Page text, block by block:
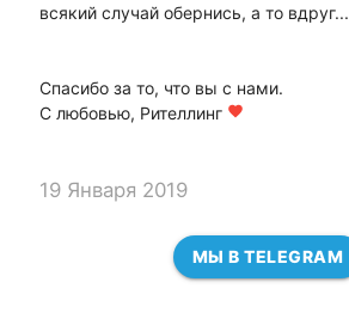
всякий случай обернись, а то вдруг...
Спасибо за то, что вы с нами.
С любовью, Рителлинг favorite
19 Января 2019
МЫ В TELEGRAM